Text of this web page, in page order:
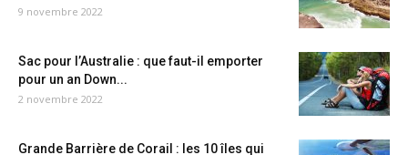
9 novembre 2022
Sac pour l’Australie : que faut-il emporter
pour un an Down...
2 novembre 2022
Grande Barrière de Corail : les 10 îles qui